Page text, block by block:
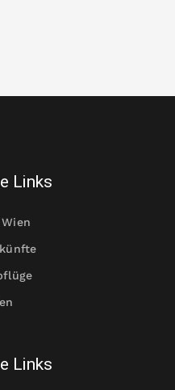
Links
Links